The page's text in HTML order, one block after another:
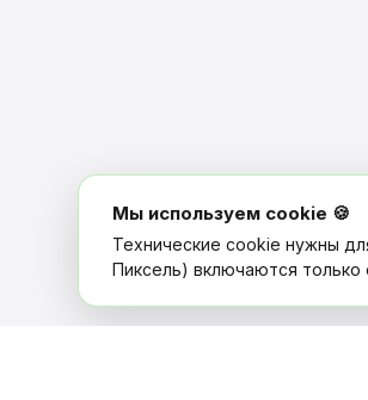
Мы используем cookie 🍪
Технические cookie нужны
Пиксель) включаются только